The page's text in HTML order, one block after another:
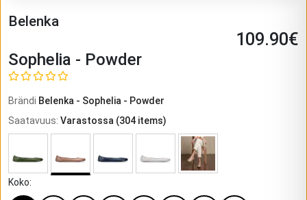
Belenka
109.90€
Sophelia - Powder
Brändi Belenka - Sophelia - Powder
Saatavuus: Varastossa (304 items)
Koko: